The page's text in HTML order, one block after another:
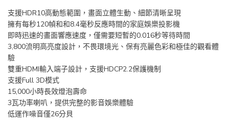
支援HDR10高動態範圍，畫面立體生動、細節清晰呈現
擁有每秒120幀和和8.4毫秒反應時間的家庭娛樂投影機
即時迅速的畫面響應速度，僅需要短暫的0.016秒等待時間
3,800流明高亮度設計，不畏環境光、保有亮麗色彩和極佳的觀看體
驗
雙重HDMI輸入端子設計，支援HDCP2.2保護機制
支援Full 3D模式
15,000小時長效燈泡壽命
3瓦功率喇叭，提供完整的影音娛樂體驗
低運作噪音僅26分貝